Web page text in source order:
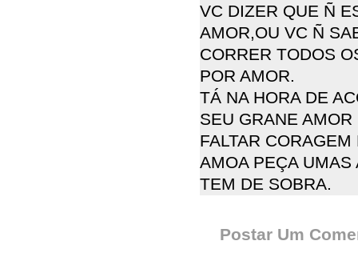
VC DIZER QUE Ñ
AMOR,OU VC Ñ
CORRER TODOS
POR AMOR.
TÁ NA HORA DE
SEU GRANE
FALTAR
AMOA PEÇA
TEM DE SOBRA.
Postar Um